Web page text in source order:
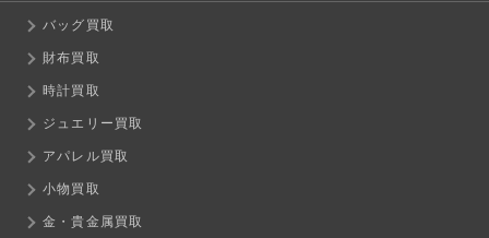
バッグ買取
財布買取
時計買取
ジュエリー買取
アパレル買取
小物買取
金・貴金属買取